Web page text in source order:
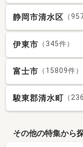
静岡市清水区 （
伊東市 （345件）
富士市 （15809件）
駿東郡清水町 （
その他の特集から